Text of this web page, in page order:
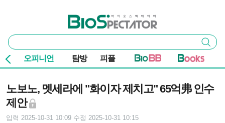
바이오스펙테이터
통
합
검
색
검색
오피니언 탐방 피플
노보노, 멧세라에 "화이자 제치고" 65억弗 인수
제안
입력 2025-10-31 10:09 수정 2025-10-31 10:15